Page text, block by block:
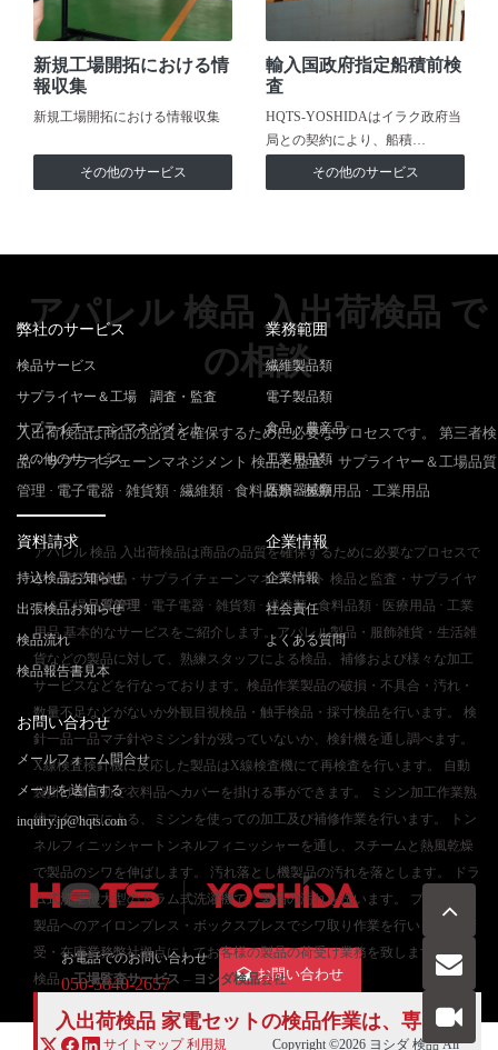
新規工場開拓における情
報収集
新規工場開拓における情報収集
その他のサービス
輸入国政府指定船積前検
査
HQTS-YOSHIDAはイラク政府当
局との契約により、船積…
その他のサービス
アパレル 検品 入出荷検品 で
の相談
入出荷検品は商品の品質を確保するために必要なプロセスです。 第三者検
品・サプライチェーンマネジメント 検品と監査・サプライヤー＆工場品質
管理 · 電子電器 · 雑貨類 · 繊維類 · 食料品類 · 医療用品 · 工業用品
アパレル 検品 入出荷検品は商品の品質を確保するために必要なプロセスで
す。第三者検品 ・サプライチェーンマネジメント 検品と監査・サプライヤ
ー＆工場品質管理 · 電子電器 · 雑貨類 · 繊維類 · 食料品類 · 医療用品 · 工業
用品 基本的なサービスをご紹介します。アパレル製品・服飾雑貨・生活雑
貨などの製品に対して、熟練スタッフによる検品、補修および様々な加工
サービスなどを行なっております。検品作業製品の破損・不具合・汚れ・
数量不足などがないか外観目視検品・触手検品・採寸検品を行います。 検
針一品一品マチ針やミシン針が残っていないか、検針機を通し調べます。
X線検査検針機に反応した製品はX線検査機にて再検査を行います。 自動
袋掛け機自動で衣料品へカバーを掛ける事ができます。 ミシン加工作業熟
練スタッフによる、ミシンを使っての加工及び補修作業を行います。 トン
ネルフィニッシャートンネルフィニッシャーを通し、スチームと熱風乾燥
で製品のシワを伸ばします。 汚れ落とし機製品の汚れを落とします。 ドラ
ム式洗濯機大型のドラム式洗濯機で、製品の汚れを洗います。 プレス作業
製品へのアイロンプレス・ボックスプレスでシワ取り作業を行います。 荷
受・在庫業務弊社拠点にしてお客様の製品の荷受け業務を致します。中国
検品・工場監査サービス – ヨシダ検品会社
入出荷検品 家電セットの検品作業は、専門の
弊社のサービス
検品サービス
サプライヤー＆工場 調査・監査
サプライチェーンマネジメント
その他のサービス
業務範囲
繊維製品類
電子製品類
食品・農産品
工業用品類
医療器械類
資料請求
持込検品お知らせ
出張検品お知らせ
検品流れ
検品報告書見本
企業情報
企業情報
社会責任
よくある質問
お問い合わせ
メールフォーム問合せ
メールを送信する
inquiry.jp@hqts.com
お電話でのお問い合わせ
050-5840-2657
お問い合わせ
サイトマップ 利用規 Copyright ©2026 ヨシダ 検品All